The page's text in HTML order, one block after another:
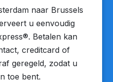
naar Brussels
u eenvoudig
Betalen kan
creditcard of
geregeld, zodat u
toe bent.